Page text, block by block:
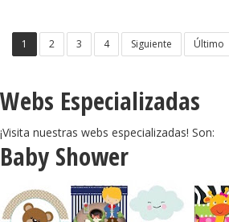
1 2 3 4 Siguiente Último
Webs Especializadas
¡Visita nuestras webs especializadas! Son:
Baby Shower